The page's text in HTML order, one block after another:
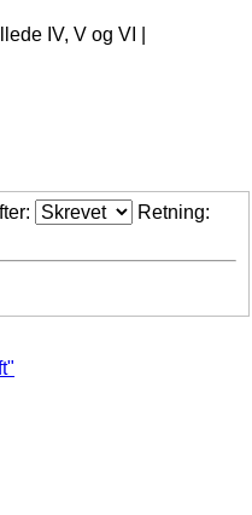
IV, V og VI |
Retning: